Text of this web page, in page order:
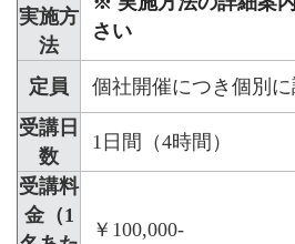
実施方
法
さい
定員
個社開催につき個別に
受講日
数
1日間（4時間）
受講料
金（1
￥100,000-